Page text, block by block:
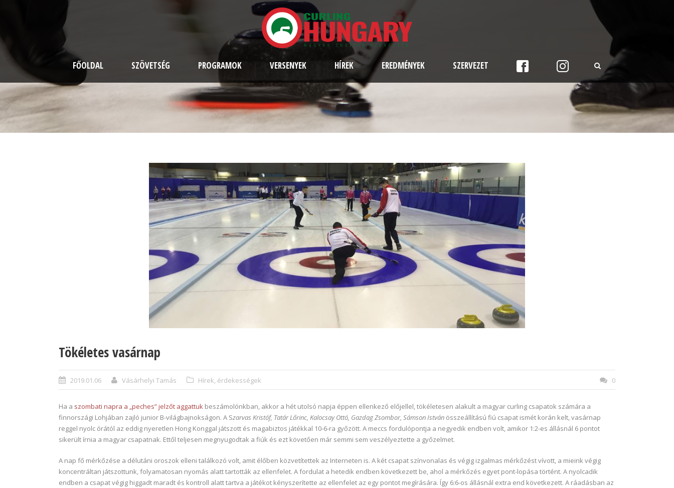
FŐOLDAL SZÖVETSÉG PROGRAMOK VERSENYEK HÍREK EREDMÉNYEK SZERVEZET
Tökéletes vasárnap
2019.01.06 Vásárhelyi Tamás Hírek, érdekességek 0
Ha a szombati napra a „peches” jelzőt aggattuk beszámolónkban, akkor a hét utolsó napja éppen ellenkező előjellel, tökéletesen alakult a magyar curling csapatok számára a
finnországi Lohjában zajló junior B-világbajnokságon. A Szarvas Kristóf, Tatár Lőrinc, Kalocsay Ottó, Gazdag Zsombor, Sámson István összeállítású fiú csapat ismét korán kelt, vasárnap
reggel nyolc órától az eddig nyeretlen Hong Konggal játszott és magabiztos játékkal 10-6-ra győzött. A meccs fordulópontja a negyedik endben volt, amikor 1:2-es állásnál 6 pontot
sikerült írnia a magyar csapatnak. Ettől teljesen megnyugodtak a fiúk és ezt követően már semmi sem veszélyeztette a győzelmet.
A nap fő mérkőzése a délutáni oroszok elleni találkozó volt, amit élőben közvetítettek az Interneten is. A két csapat színvonalas és végig izgalmas mérkőzést vívott, a mieink végig
koncentráltan játszottunk, folyamatosan nyomás alatt tartották az ellenfelet. A fordulat a hetedik endben következett be, ahol a mérkőzés egyet pont-lopása történt. A nyolcadik
endben a csapat végig higgadt maradt és kontroll alatt tartva a játékot kényszerítette az ellenfelet az egy pontot megírására. Így 6:6-os állásnál extra end következett. A ráadásban az